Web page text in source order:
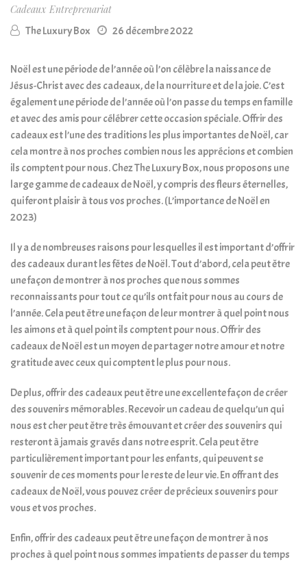
Cadeaux Entreprenariat
The Luxury Box 26 décembre 2022
Noël est une période de l’année où l’on célèbre la naissance de
Jésus-Christ avec des cadeaux, de la nourriture et de la joie. C’est
également une période de l’année où l’on passe du temps en famille
et avec des amis pour célébrer cette occasion spéciale. Offrir des
cadeaux est l’une des traditions les plus importantes de Noël, car
cela montre à nos proches combien nous les apprécions et combien
ils comptent pour nous. Chez The Luxury Box, nous proposons une
large gamme de cadeaux de Noël, y compris des fleurs éternelles,
qui feront plaisir à tous vos proches. (L’importance de Noël en
2023)
Il y a de nombreuses raisons pour lesquelles il est important d’offrir
des cadeaux durant les fêtes de Noël. Tout d’abord, cela peut être
une façon de montrer à nos proches que nous sommes
reconnaissants pour tout ce qu’ils ont fait pour nous au cours de
l’année. Cela peut être une façon de leur montrer à quel point nous
les aimons et à quel point ils comptent pour nous. Offrir des
cadeaux de Noël est un moyen de partager notre amour et notre
gratitude avec ceux qui comptent le plus pour nous.
De plus, offrir des cadeaux peut être une excellente façon de créer
des souvenirs mémorables. Recevoir un cadeau de quelqu’un qui
nous est cher peut être très émouvant et créer des souvenirs qui
resteront à jamais gravés dans notre esprit. Cela peut être
particulièrement important pour les enfants, qui peuvent se
souvenir de ces moments pour le reste de leur vie. En offrant des
cadeaux de Noël, vous pouvez créer de précieux souvenirs pour
vous et vos proches.
Enfin, offrir des cadeaux peut être une façon de montrer à nos
proches à quel point nous sommes impatients de passer du temps